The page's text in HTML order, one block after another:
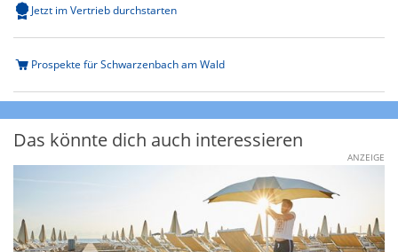
Jetzt im Vertrieb durchstarten
Prospekte für Schwarzenbach am Wald
Das könnte dich auch interessieren
ANZEIGE